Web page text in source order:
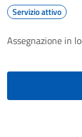
Servizio attivo
Assegnazione in